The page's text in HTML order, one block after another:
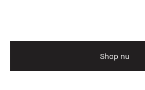
Shop nu